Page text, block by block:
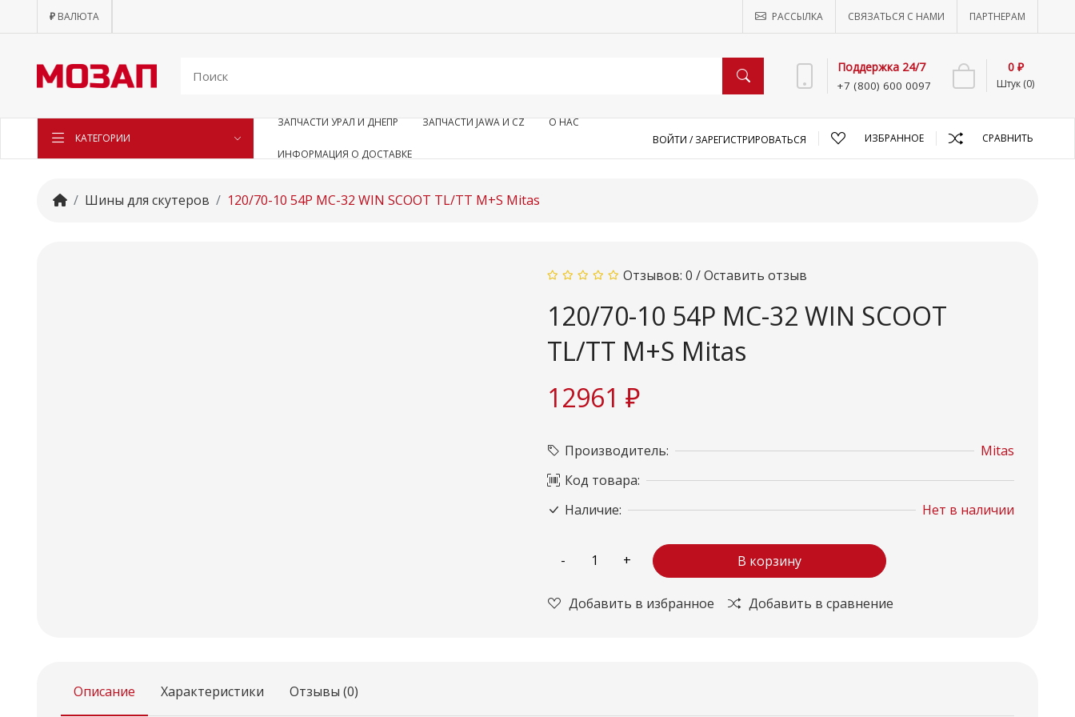
₽ ВАЛЮТА РАССЫЛКА СВЯЗАТЬСЯ С НАМИ ПАРТНЕРАМ
Поддержка 24/7
+7 (800) 600 0097 Штук (0)
0 ₽
КАТЕГОРИИ
ЗАПЧАСТИ УРАЛ И ДНЕПР ЗАПЧАСТИ JAWA И CZ О НАС
ИНФОРМАЦИЯ О ДОСТАВКЕ
ВОЙТИ /ЗАРЕГИСТРИРОВАТЬСЯ ИЗБРАННОЕ СРАВНИТЬ
Шины для скутеров 120/70-10 54P MC-32 WIN SCOOT TL/TT M+S Mitas
Отзывов: 0 /Оставить отзыв
120/70-10 54P MC-32 WIN SCOOT
TL/TT M+S Mitas
12961 ₽
Производитель:
Mitas
Код товара:
Наличие:
Нет в наличии
В корзину
Добавить в избранное Добавить в сравнение
Описание Характеристики Отзывы (0)